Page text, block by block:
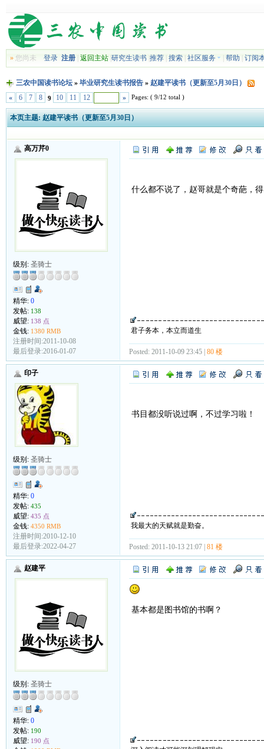
»您尚未 登录 注册| 返回主站| 研究生读书| 推荐| 搜索| 社区服务 帮助 订阅
三农中国读书论坛» 毕业研究生读书报告» 赵建平读书（更新至5月30日）
«
6 7 8 9 10 11 12 » Pages: ( 9/12 total )
本页主题: 赵建平读书（更新至5月30日）
高万芹0
级别: 圣骑士
精华: 0
发帖: 138
威望: 138 点
金钱: 1380 RMB
注册时间:2011-10-08
最后登录:2016-01-07
什么都不说了，赵哥就是个奇葩，
君子务本，本立而道生
Posted: 2011-10-09 23:45 | 80 楼
印子
级别: 圣骑士
精华: 0
发帖: 435
威望: 435 点
金钱: 4350 RMB
注册时间:2010-12-10
最后登录:2022-04-27
书目都没听说过啊，不过学习啦！
我最大的天赋就是勤奋。
Posted: 2011-10-13 21:07 | 81 楼
赵建平
级别: 圣骑士
精华: 0
发帖: 190
威望: 190 点
基本都是图书馆的书啊？